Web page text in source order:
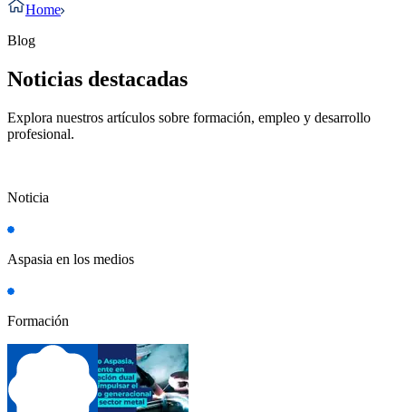
Home
Blog
Noticias destacadas
Explora nuestros artículos sobre formación, empleo y desarrollo
profesional.
Noticia
Aspasia en los medios
Formación